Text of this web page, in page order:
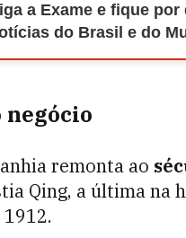
a Exame e fique
do Brasil e do
negócio
remonta ao
Qing, a última